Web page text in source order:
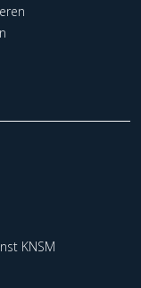
KNSM